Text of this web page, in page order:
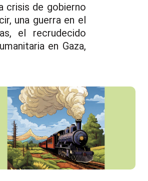
crisis de gobierno
una guerra en el
el recrudecido
en Gaza,